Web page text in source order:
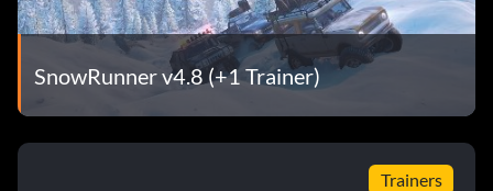
SnowRunner v4.8 (+1 Trainer)
Trainers